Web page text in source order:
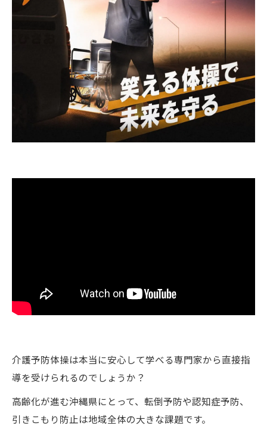
介護予防体操は本当に安心して学べる専門家から直接指
導を受けられるのでしょうか？
高齢化が進む沖縄県にとって、転倒予防や認知症予防、
引きこもり防止は地域全体の大きな課題です。